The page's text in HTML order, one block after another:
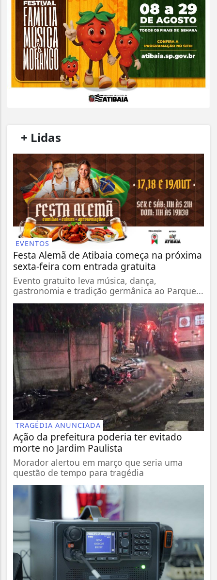
+ Lidas
EVENTOS
Festa Alemã de Atibaia começa na próxima
sexta-feira com entrada gratuita
Evento gratuito leva música, dança,
gastronomia e tradição germânica ao Parque...
TRAGÉDIA ANUNCIADA
Ação da prefeitura poderia ter evitado
morte no Jardim Paulista
Morador alertou em março que seria uma
questão de tempo para tragédia